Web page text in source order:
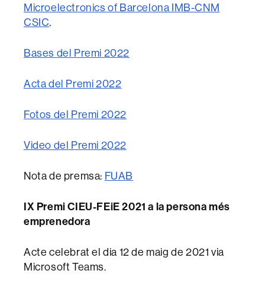
Microelectronics of Barcelona IMB-CNM
CSIC.
Bases del Premi 2022
Acta del Premi2022
Fotos del Premi 2022
Video del Premi 2022
Nota de premsa: FUAB
IX Premi CIEU-FEiE 2021 a la persona més
emprenedora
Acte celebrat el dia 12 de maig de 2021 via
Microsoft Teams.